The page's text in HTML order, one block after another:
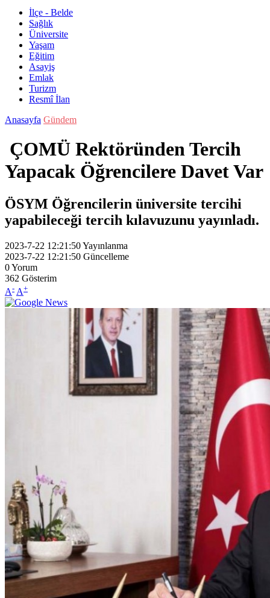
İlçe - Belde
Sağlık
Üniversite
Yaşam
Eğitim
Asayiş
Emlak
Turizm
Resmî İlan
Anasayfa Gündem
ÇOMÜ Rektöründen Tercih
Yapacak Öğrencilere Davet Var
ÖSYM Öğrencilerin üniversite tercihi
yapabileceği tercih kılavuzunu yayınladı.
2023-7-22 12:21:50Yayınlanma
2023-7-22 12:21:50 Güncelleme
0Yorum
362 Gösterim
A- A+